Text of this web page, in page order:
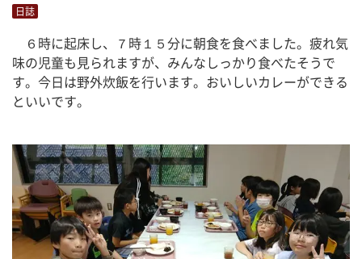
日誌
６時に起床し、７時１５分に朝食を食べました。疲れ気
味の児童も見られますが、みんなしっかり食べたそうで
す。今日は野外炊飯を行います。おいしいカレーができる
といいです。